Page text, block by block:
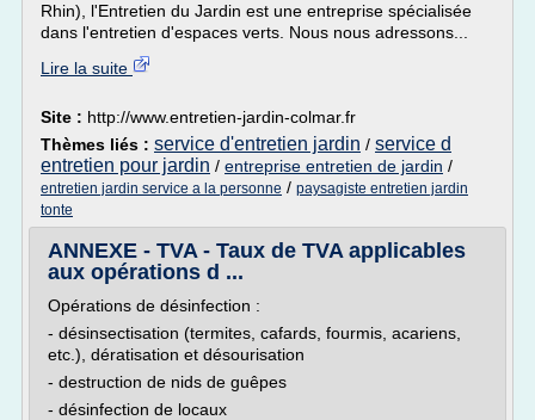
Rhin), l'Entretien du Jardin est une entreprise spécialisée
dans l'entretien d'espaces verts. Nous nous adressons...
Lire la suite
Site : http://www.entretien-jardin-colmar.fr
Thèmes liés : service d'entretien jardin / service d
entretien pour jardin / entreprise entretien de jardin /
entretien jardin service a la personne / paysagiste entretien jardin
tonte
ANNEXE - TVA - Taux de TVA applicables
aux opérations d ...
Opérations de désinfection :
- désinsectisation (termites, cafards, fourmis, acariens,
etc.), dératisation et désourisation
- destruction de nids de guêpes
- désinfection de locaux